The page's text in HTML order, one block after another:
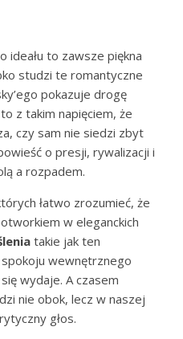
ideału to zawsze piękna
studzi te romantyczne
pokazuje drogę
z takim napięciem, że
czy sam nie siedzi zbyt
o presji, rywalizacji i
a rozpadem.
łatwo zrozumieć, że
w eleganckich
takie jak ten
wewnętrznego
wydaje. A czasem
nie obok, lecz w naszej
głos.